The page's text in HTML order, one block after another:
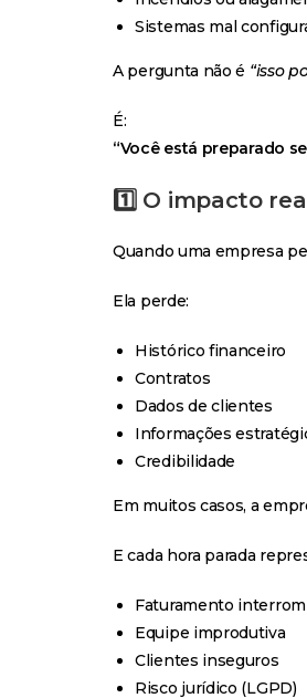
Sistemas mal
A pergunta não é “isso
É:
“Você está preparado
1️⃣ O impacto
Quando uma empresa
Ela perde:
Histórico financeiro
Contratos
Dados de clientes
Informações
Credibilidade
Em muitos casos, a
E cada hora parada
Faturamento
Equipe improdutiva
Clientes inseguros
Risco jurídico (LGPD)